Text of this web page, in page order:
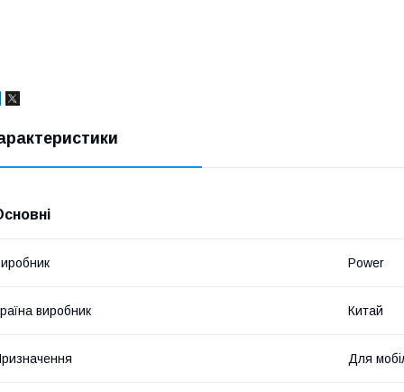
Power
виробник Китай
Для